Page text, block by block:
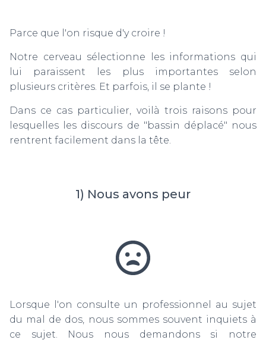
Parce que l'on risque d'y croire !
Notre cerveau sélectionne les informations qui
lui paraissent les plus importantes selon
plusieurs critères. Et parfois, il se plante !
Dans ce cas particulier, voilà trois raisons pour
lesquelles les discours de "bassin déplacé" nous
rentrent facilement dans la tête.
1) Nous avons peur
Lorsque l'on consulte un professionnel au sujet
du mal de dos, nous sommes souvent inquiets à
ce sujet. Nous nous demandons si notre